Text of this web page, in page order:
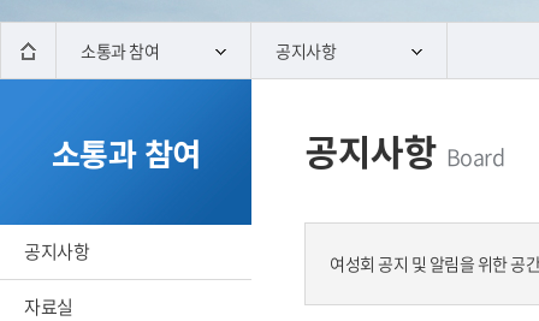
소통과 참여 공지사항
소통과 참여
공지사항
자료실
공지사항 Board
여성회 공지 및 알림을 위한 공